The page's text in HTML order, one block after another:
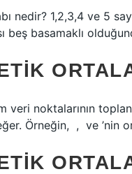
nedir? 1,2,3,4 ve 5
beş basamaklı
veri noktalarının
Örneğin, ‍ , ‍ ve